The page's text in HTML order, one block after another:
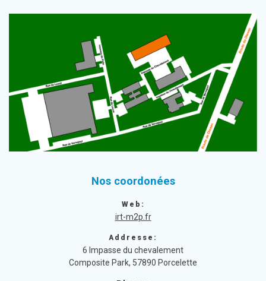
Nos coordonées
Web:
irt-m2p.fr
Addresse:
6 Impasse du chevalement
Composite Park, 57890 Porcelette